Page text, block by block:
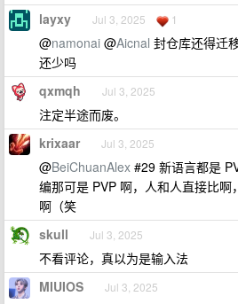
layxy Jul 3, 2025 1
@namonai @Aicnal 封仓库还得迁
还少吗
qxmqh Jul 3, 2025
注定半途而废。
krixaar Jul 3, 2025
@BeiChuanAlex #29 新语言都是
编那可是 PVP 啊，人和人直接比
啊（笑
skull Jul 3, 2025
不看评论，真以为是输入法
MIUIOS Jul 3, 2025